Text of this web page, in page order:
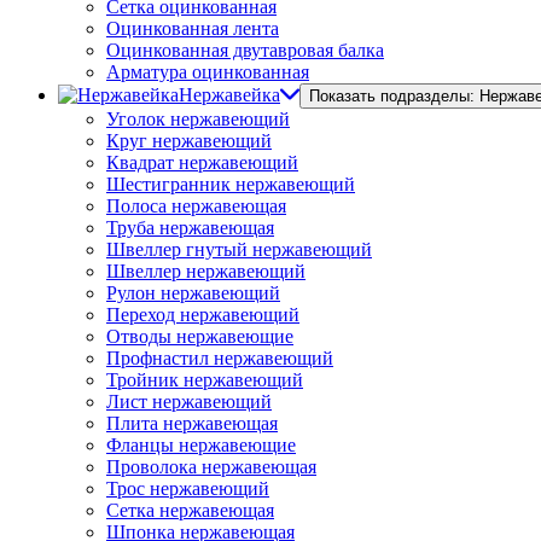
Сетка оцинкованная
Оцинкованная лента
Оцинкованная двутавровая балка
Арматура оцинкованная
Нержавейка
Показать подразделы:
Уголок нержавеющий
Круг нержавеющий
Квадрат нержавеющий
Шестигранник нержавеющий
Полоса нержавеющая
Труба нержавеющая
Швеллер гнутый нержавеющий
Швеллер нержавеющий
Рулон нержавеющий
Переход нержавеющий
Отводы нержавеющие
Профнастил нержавеющий
Тройник нержавеющий
Лист нержавеющий
Плита нержавеющая
Фланцы нержавеющие
Проволока нержавеющая
Трос нержавеющий
Сетка нержавеющая
Шпонка нержавеющая